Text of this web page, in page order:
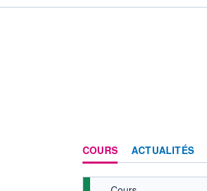
COURS ACTUALITÉS